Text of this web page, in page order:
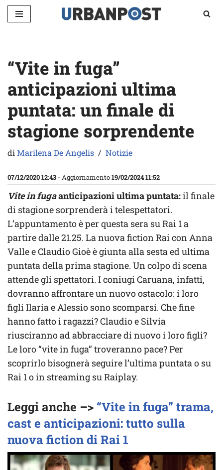
“Vite in fuga”
anticipazioni ultima
puntata: un finale di
stagione sorprendente
diMarilena De Angelis Notizie
07/12/2020 12:43 - Aggiornamento19/02/2024 11:52
Vite in fugaanticipazioni ultima puntata:il finale
di stagione sorprenderà i telespettatori.
L’appuntamento è per questa sera su Rai 1 a
partire dalle 21.25. La nuova fiction Rai con Anna
Valle e Claudio Gioè è giunta alla sesta ed ultima
puntata della prima stagione. Un colpo di scena
attende gli spettatori. I coniugi Caruana, infatti,
dovranno affrontare un nuovo ostacolo: i loro
figli Ilaria e Alessio sono scomparsi. Che fine
hanno fatto i ragazzi? Claudio e Silvia
riusciranno ad abbracciare di nuovo i loro figli?
Le loro “vite in fuga” troveranno pace? Per
scoprirlo bisognerà seguire l’ultima puntata o su
Rai 1 o in streaming su Raiplay.
Leggi anche –> “Vite in fuga” trama,
cast e anticipazioni: tutto sulla
nuova fiction di Rai 1